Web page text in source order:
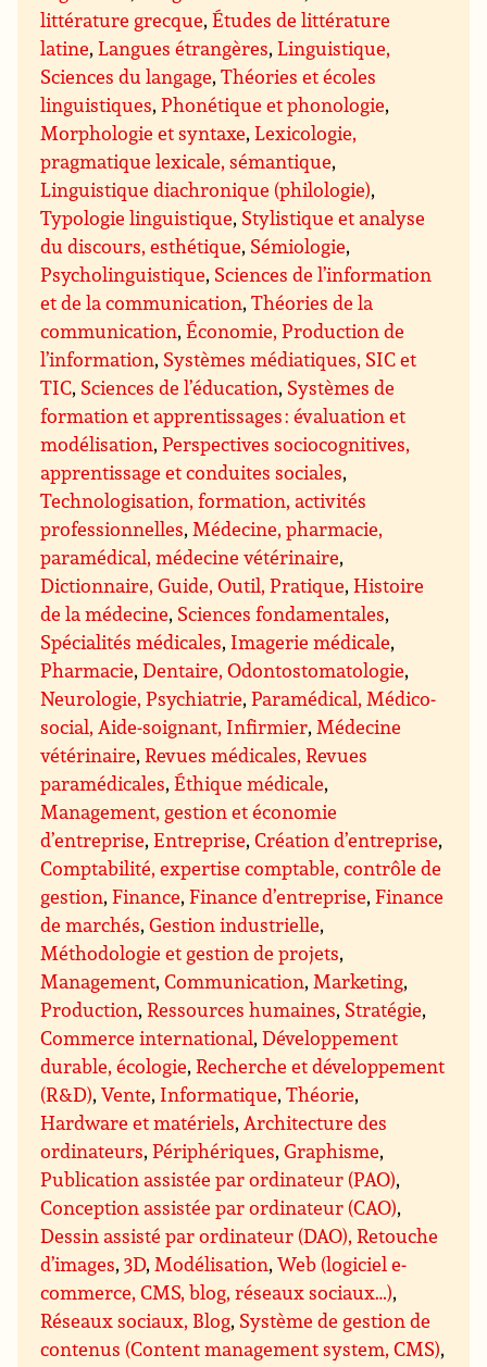
littérature grecque,Études de littérature
latine,Langues étrangères,Linguistique,
Sciences du langage,Théories et écoles
linguistiques,Phonétique et phonologie,
Morphologie et syntaxe,Lexicologie,
pragmatique lexicale, sémantique,
Linguistique diachronique (philologie),
Typologie linguistique, Stylistique et analyse
du discours, esthétique, Sémiologie,
Psycholinguistique, Sciences de l’information
et de la communication,Théories de la
communication,Économie, Production de
l’information, Systèmes médiatiques, SIC et
TIC, Sciences de l’éducation, Systèmes de
formation et apprentissages : évaluation et
modélisation,Perspectives sociocognitives,
apprentissage et conduites sociales,
Technologisation, formation, activités
professionnelles, Médecine, pharmacie,
paramédical, médecine vétérinaire,
Dictionnaire, Guide, Outil, Pratique,Histoire
de la médecine, Sciences fondamentales,
Spécialités médicales, Imagerie médicale,
Pharmacie,Dentaire, Odontostomatologie,
Neurologie, Psychiatrie,Paramédical, Médico-
social, Aide-soignant, Infirmier, Médecine
vétérinaire,Revues médicales, Revues
paramédicales,Éthique médicale,
Management, gestion et économie
d’entreprise,Entreprise,Création d’entreprise,
Comptabilité, expertise comptable, contrôle de
gestion,Finance,Finance d’entreprise,Finance
de marchés,Gestion industrielle,
Méthodologie et gestion de projets,
Management,Communication, Marketing,
Production,Ressources humaines, Stratégie,
Commerce international,Développement
durable, écologie,Recherche et développement
(R&D),Vente, Informatique,Théorie,
Hardware et matériels, Architecture des
ordinateurs,Périphériques,Graphisme,
Publication assistée par ordinateur (PAO),
Conception assistée par ordinateur (CAO),
Dessin assisté par ordinateur (DAO), Retouche
d’images,3D, Modélisation,Web (logiciel e-
commerce, CMS, blog, réseaux sociaux…),
Réseaux sociaux, Blog, Système de gestion de
contenus (Content management system, CMS),